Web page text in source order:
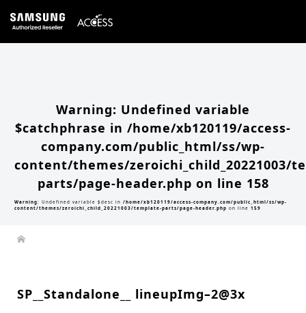
Warning : Attempt to read property "slug" on null in
company.com/public_html/ss/wp-content/themes/zeroichi_child_20221003/single.php
Warning: Undefined variable
$catchphrase in /home/xb120119/access-
company.com/public_html/ss/wp-
content/themes/zeroichi_child_20221003/
parts/page-header.php on line 158
Warning: Undefined variable $desc in /home/xb120119/access-company.com/public_html/ss/wp-
content/themes/zeroichi_child_20221003/template-parts/page-header.php on line 159
SP__Standalone__ lineupImg–2@3x